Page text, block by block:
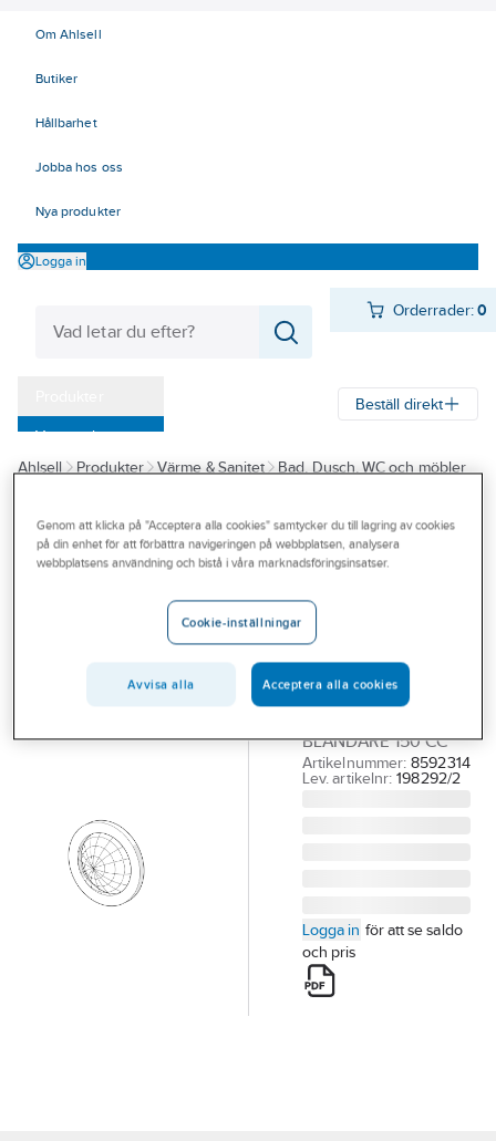
Om Ahlsell
Butiker
Hållbarhet
Jobba hos oss
Nya produkter
Logga in
Orderrader:0
Varumärken
Kampanjer
Branscher
Beställ direkt
Ahlsell Produkter Värme & Sanitet
Bad, Dusch, WC och möbler
Reservdelar blandare
Reservdelar Oras termostatblandare
Silpackning för
Nova, Oras
ORAS 198292/2
FILTERPACKN 2-PA
TILL NOVA-
BLANDARE 150 CC
Artikelnummer: 8592314
Lev. artikelnr: 198292/2
Logga in för att se saldo
och pris
Genom att klicka på "Acceptera alla cookies" samtycker du till lagring av cookies
på din enhet för att förbättra navigeringen på webbplatsen, analysera
webbplatsens användning och bistå i våra marknadsföringsinsatser.
Cookie-inställningar
Avvisa alla Acceptera alla cookies